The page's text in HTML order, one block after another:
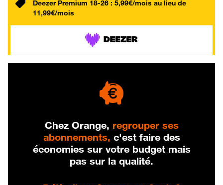
Deezer Premium 18-26 : 5,99€/mois au lieu de
11,99€/mois
Chez Orange, regrouper ses
abonnements, c'est faire des
économies sur votre budget mais
pas sur la qualité.